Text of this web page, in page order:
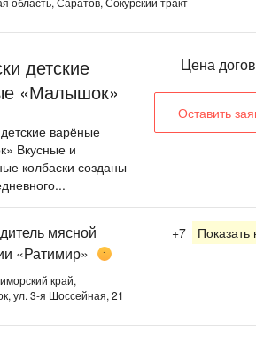
детские
«Малышок»
варёные
Вкусные и
колбаски созданы
Цена
Оставить
мясной
«Ратимир»
1
край,
ул. 3-я Шоссейная, 21
+7